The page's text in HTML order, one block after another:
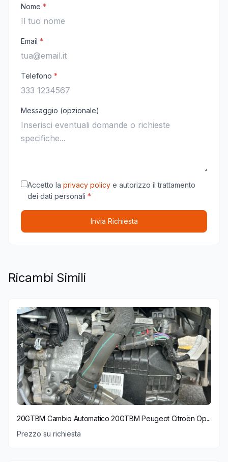
Nome *
Email *
Telefono *
Messaggio (opzionale)
Accetto la privacy policy e autorizzo il trattamento
dei dati personali *
Invia Richiesta
Ricambi Simili
20GTBM Cambio Automatico 20GTBM Peugeot Citroën Op...
Prezzo su richiesta